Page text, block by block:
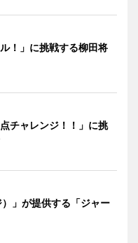
！」に挑戦する柳田将
チャレンジ！！」に挑
）」が提供する「ジャー